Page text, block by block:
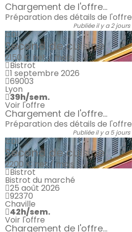
Chargement de l'offre...
Préparation des détails de l'offre
Publiée il y a 2 jours
CDI
Second de cuisine
2150 €net / mois
Bistrot
1 septembre 2026
69003
Lyon
39h/sem.
Voir l'offre
Chargement de l'offre...
Préparation des détails de l'offre
Publiée il y a 5 jours
CDI
Second de cuisine
2200 €net / mois
Bistrot
Bistrot du marché
25 août 2026
92370
Chaville
42h/sem.
Voir l'offre
Chargement de l'offre...